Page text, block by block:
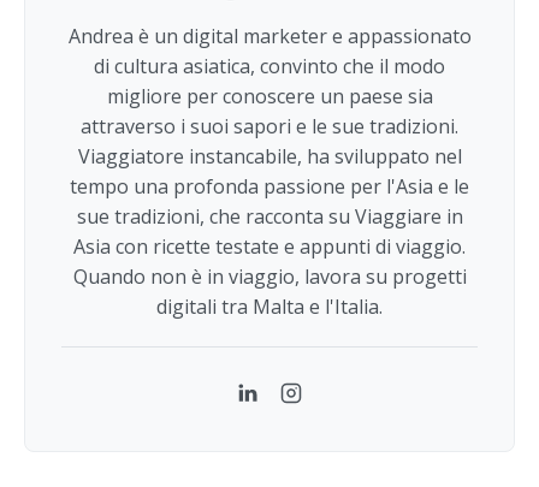
Andrea è un digital marketer e appassionato
di cultura asiatica, convinto che il modo
migliore per conoscere un paese sia
attraverso i suoi sapori e le sue tradizioni.
Viaggiatore instancabile, ha sviluppato nel
tempo una profonda passione per l'Asia e le
sue tradizioni, che racconta su Viaggiare in
Asia con ricette testate e appunti di viaggio.
Quando non è in viaggio, lavora su progetti
digitali tra Malta e l'Italia.
LinkedInInstagram